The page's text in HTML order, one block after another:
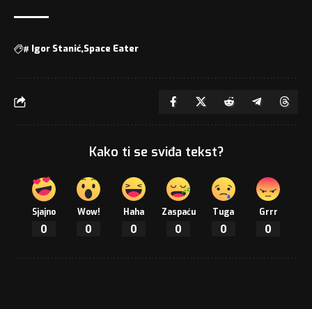
# Igor Stanić Space Eater
Kako ti se sviđa tekst?
Sjajno
0
Wow!
0
Haha
0
Zaspaću
0
Tuga
0
Grrr
0